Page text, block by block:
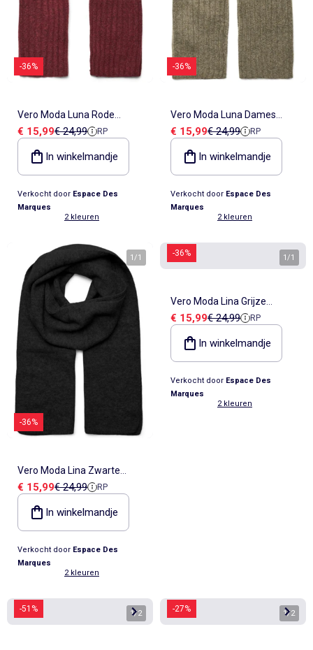
-36%
Vero Moda Luna Rode
Dames Sjaal
Verkoopprijs
€ 15,99Referentieprijs
€ 24,99 RP
In winkelmandje
Verkocht door Espace Des
Marques
2 kleuren
-36%
Vero Moda Luna Dames
Sjaal Kaki
Verkoopprijs
€ 15,99Referentieprijs
€ 24,99 RP
In winkelmandje
Verkocht door Espace Des
Marques
2 kleuren
-36%
1/1
Vero Moda Lina Zwarte
Dames Sjaal
Verkoopprijs
€ 15,99Referentieprijs
€ 24,99 RP
In winkelmandje
Verkocht door Espace Des
Marques
2 kleuren
-36% 1/1
Vero Moda Lina Grijze
Dames Sjaal
Verkoopprijs
€ 15,99Referentieprijs
€ 24,99 RP
In winkelmandje
Verkocht door Espace Des
Marques
2 kleuren
-51% 1/2 -27% 1/2